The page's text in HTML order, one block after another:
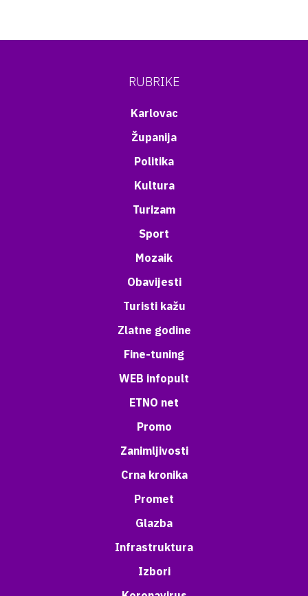
RUBRIKE
Karlovac
Županija
Politika
Kultura
Turizam
Sport
Mozaik
Obavijesti
Turisti kažu
Zlatne godine
Fine-tuning
WEB infopult
ETNO net
Promo
Zanimljivosti
Crna kronika
Promet
Glazba
Infrastruktura
Izbori